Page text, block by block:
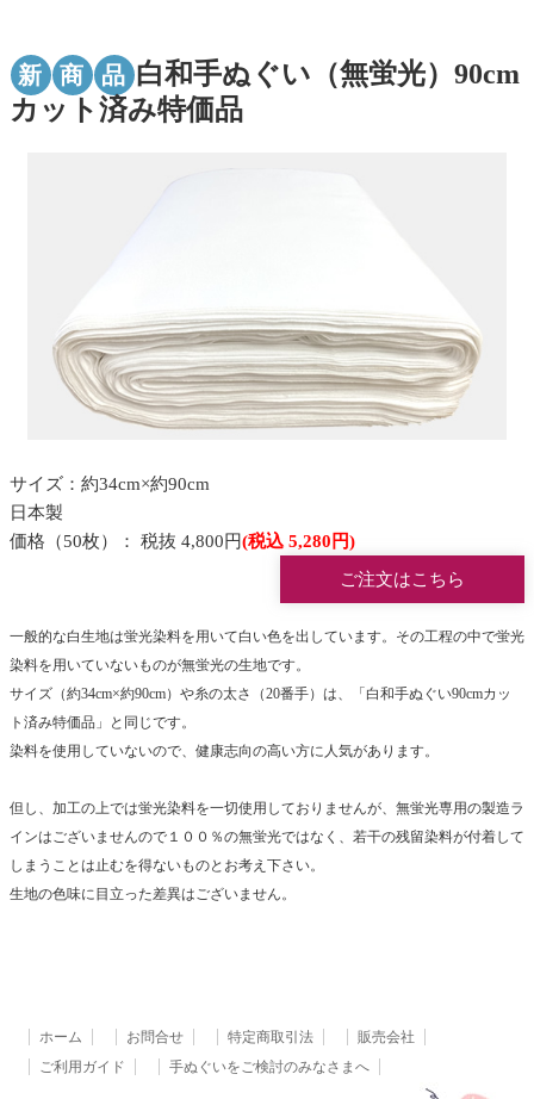
新 商 品 白和手ぬぐい（無蛍光）90cm
カット済み特価品
サイズ：約34cm×約90cm
日本製
価格（50枚）： 税抜 4,800円(税込 5,280円)
ご注文はこちら
一般的な白生地は蛍光染料を用いて白い色を出しています。その工程の中で蛍光
染料を用いていないものが無蛍光の生地です。
サイズ（約34cm×約90cm）や糸の太さ（20番手）は、「白和手ぬぐい90cmカッ
ト済み特価品」と同じです。
染料を使用していないので、健康志向の高い方に人気があります。
但し、加工の上では蛍光染料を一切使用しておりませんが、無蛍光専用の製造ラ
インはございませんので１００％の無蛍光ではなく、若干の残留染料が付着して
しまうことは止むを得ないものとお考え下さい。
生地の色味に目立った差異はございません。
ホーム お問合せ 特定商取引法
販売会社
ご利用ガイド
手ぬぐいをご検討のみなさまへ